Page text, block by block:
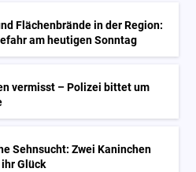
Flächenbrände in der Region:
am heutigen Sonntag
vermisst – Polizei bittet um
Sehnsucht: Zwei Kaninchen
Glück